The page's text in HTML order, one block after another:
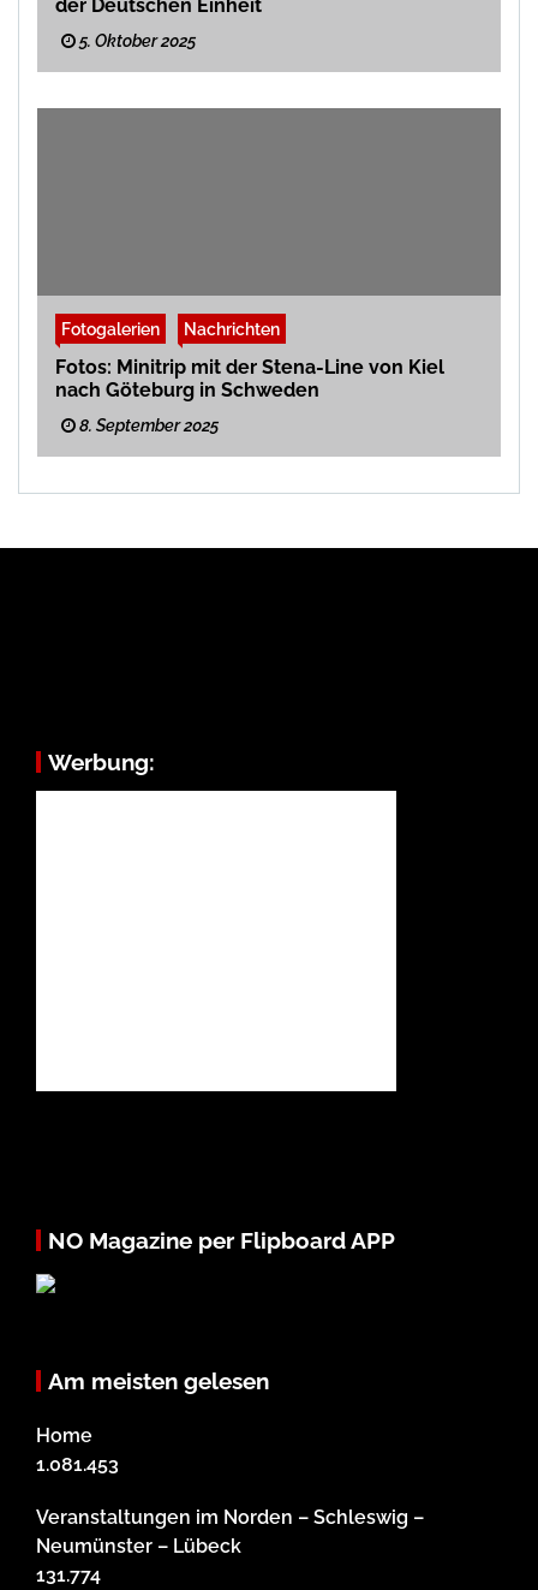
der Deutschen Einheit
5. Oktober 2025
Fotogalerien Nachrichten
Fotos: Minitrip mit der Stena-Line von Kiel
nach Göteburg in Schweden
8. September 2025
Werbung:
NO Magazine per Flipboard APP
Am meisten gelesen
Home
1.081.453
Veranstaltungen im Norden – Schleswig –
Neumünster – Lübeck
131.774